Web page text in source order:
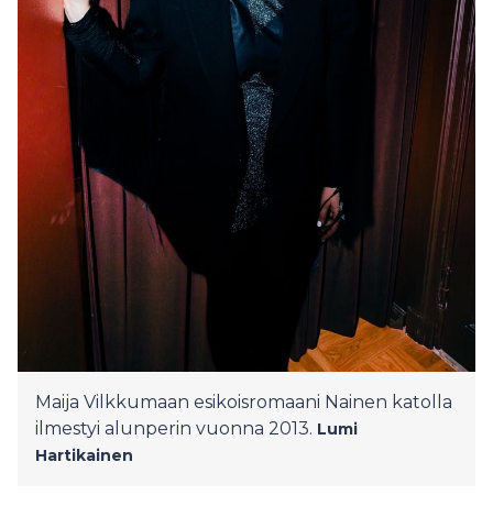
Maija Vilkkumaan esikoisromaani Nainen katolla
ilmestyi alunperin vuonna 2013. Lumi
Hartikainen